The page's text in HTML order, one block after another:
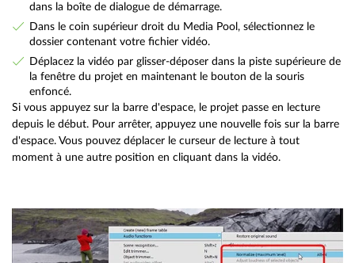
dans la boîte de dialogue de démarrage.
Dans le coin supérieur droit du Media Pool, sélectionnez le
dossier contenant votre fichier vidéo.
Déplacez la vidéo par glisser-déposer dans la piste supérieure de
la fenêtre du projet en maintenant le bouton de la souris
enfoncé.
Si vous appuyez sur la barre d'espace, le projet passe en lecture
depuis le début. Pour arrêter, appuyez une nouvelle fois sur la barre
d'espace. Vous pouvez déplacer le curseur de lecture à tout
moment à une autre position en cliquant dans la vidéo.